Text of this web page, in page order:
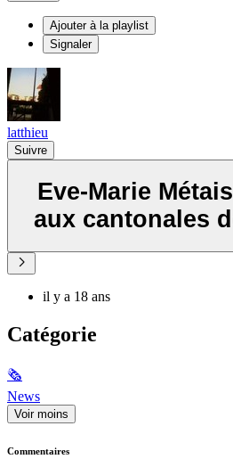
Ajouter à la playlist
Signaler
latthieu
Suivre
Eve-Marie
aux cantonales
il y a 18 ans
Catégorie
🗞
News
Voir moins
Commentaires